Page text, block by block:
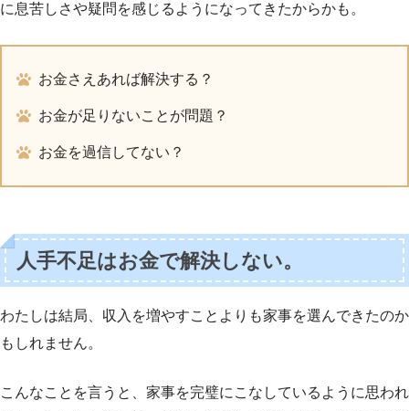
に息苦しさや疑問を感じるようになってきたからかも。
お金さえあれば解決する？
お金が足りないことが問題？
お金を過信してない？
人手不足はお金で解決しない。
わたしは結局、収入を増やすことよりも家事を選んできたのか
もしれません。
こんなことを言うと、家事を完璧にこなしているように思われ